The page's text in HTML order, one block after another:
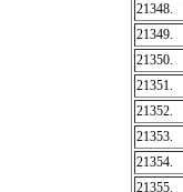
21348.
21349.
21350.
21351.
21352.
21353.
21354.
21355.